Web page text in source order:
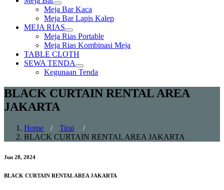
Show
sub
menu
Meja Bar Kaca
Meja Bar Lapis Kalep
MEJA RIAS
Show
sub
menu
Meja Rias Portable
Meja Rias Kombinasi Meja
TABLE CLOTH
SEWA TENDA
Show
sub
Kegunaan Tenda
BLACK CURTAIN RENTAL AREA
JAKARTA
Home / Tirai
/
BLACK CURTAIN RENTAL AREA JAKARTA
Jun 28, 2024
BLACK CURTAIN RENTAL AREA JAKARTA